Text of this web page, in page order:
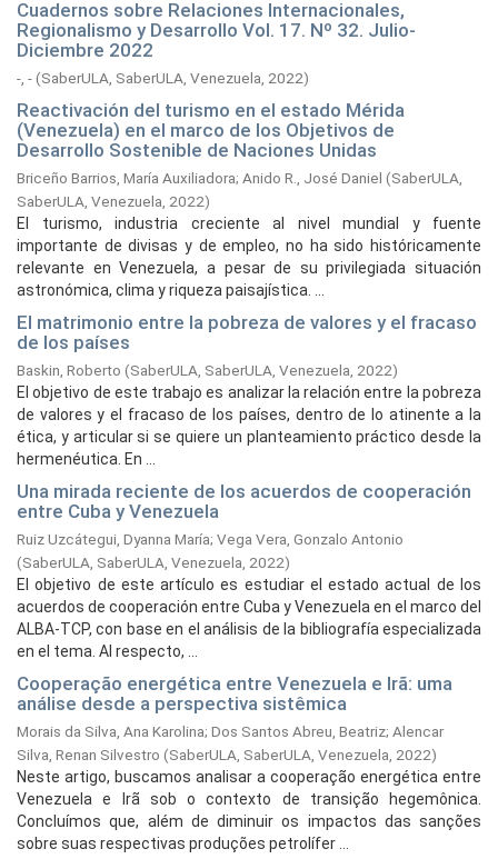
Cuadernos sobre Relaciones Internacionales,
Regionalismo y Desarrollo Vol. 17. Nº 32. Julio-
Diciembre 2022
-, -(SaberULA, SaberULA, Venezuela, 2022)
Reactivación del turismo en el estado Mérida
(Venezuela) en el marco de los Objetivos de
Desarrollo Sostenible de Naciones Unidas
Briceño Barrios, María Auxiliadora; Anido R., José Daniel (SaberULA,
SaberULA, Venezuela, 2022)
El turismo, industria creciente al nivel mundial y fuente
importante de divisas y de empleo, no ha sido históricamente
relevante en Venezuela, a pesar de su privilegiada situación
astronómica, clima y riqueza paisajística. ...
El matrimonio entre la pobreza de valores y el fracaso
de los países
Baskin, Roberto (SaberULA, SaberULA, Venezuela, 2022)
El objetivo de este trabajo es analizar la relación entre la pobreza
de valores y el fracaso de los países, dentro de lo atinente a la
ética, y articular si se quiere un planteamiento práctico desde la
hermenéutica. En ...
Una mirada reciente de los acuerdos de cooperación
entre Cuba y Venezuela
Ruiz Uzcátegui, Dyanna María; Vega Vera, Gonzalo Antonio
(SaberULA, SaberULA, Venezuela, 2022)
El objetivo de este artículo es estudiar el estado actual de los
acuerdos de cooperación entre Cuba y Venezuela en el marco del
ALBA-TCP, con base en el análisis de la bibliografía especializada
en el tema. Al respecto, ...
Cooperação energética entre Venezuela e Irã: uma
análise desde a perspectiva sistêmica
Morais da Silva, Ana Karolina; Dos Santos Abreu, Beatriz; Alencar
Silva, Renan Silvestro (SaberULA, SaberULA, Venezuela, 2022)
Neste artigo, buscamos analisar a cooperação energética entre
Venezuela e Irã sob o contexto de transição hegemônica.
Concluímos que, além de diminuir os impactos das sanções
sobre suas respectivas produções petrolífer ...